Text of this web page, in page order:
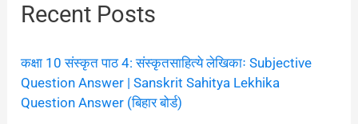
Recent Posts
कक्षा 10 संस्कृत पाठ 4: संस्कृतसाहित्ये लेखिकाः Subjective
Question Answer | Sanskrit Sahitya Lekhika
Question Answer (बिहार बोर्ड)